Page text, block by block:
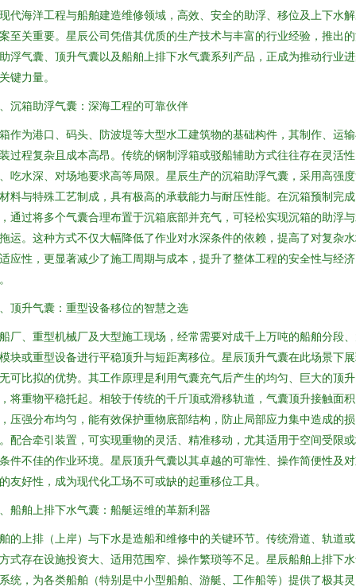
代海洋工程与船舶建造维修领域，高效、安全的助浮、移位及上下水
至关重要。星辰公司凭借其优质的生产技术与丰富的行业经验，推出
浮气囊、顶升气囊以及船舶上排下水气囊系列产品，正成为推动行业
键力量。
沉箱助浮气囊：深海工程的可靠伙伴
作为港口、码头、防波堤等大型水工建筑物的基础构件，其制作、运
过程复杂且成本高昂。传统的钢制浮箱或驳船辅助方式往往存在灵活性
吃水深、对场地要求高等局限。星辰生产的沉箱助浮气囊，采用高强
料与特殊工艺制成，具有极高的承载能力与耐压性能。在沉箱预制完成
通过将多个气囊合理布置于沉箱底部并充气，可轻松实现沉箱的助浮
运。这种方式不仅大幅降低了作业对水深条件的依赖，提高了对复杂
应性，更显著减少了施工周期与成本，提升了整体工程的安全性与经济
顶升气囊：重型设备移位的智慧之选
厂、重型机械厂及大型施工现场，经常需要对成千上万吨的船舶分段
块或重型设备进行平稳顶升与短距离移位。星辰顶升气囊在此场景下
可比拟的优势。其工作原理是利用气囊充气后产生的均匀、巨大的顶升
将重物平稳托起。相较于传统的千斤顶或滑移轨道，气囊顶升接触面积
压强分布均匀，能有效保护重物底部结构，防止局部应力集中造成的损
配合牵引装置，可实现重物的灵活、精准移动，尤其适用于空间受限
件不佳的作业环境。星辰顶升气囊以其卓越的可靠性、操作简便性及
友好性，成为现代化工场不可或缺的起重移位工具。
船舶上排下水气囊：船艇运维的革新利器
的上排（上岸）与下水是造船和维修中的关键环节。传统滑道、轨道
式存在设施投资大、适用范围窄、操作繁琐等不足。星辰船舶上排下
统，为各类船舶（特别是中小型船舶、游艇、工作船等）提供了极其灵